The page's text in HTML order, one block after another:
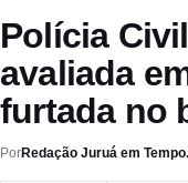
Polícia
avaliada
furtada no
PorRedação Juruá em Tempo.